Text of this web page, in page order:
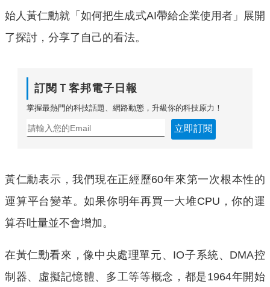
始人黃仁勳就「如何把生成式AI帶給企業使用者」展開
了探討，分享了自己的看法。
訂閱Ｔ客邦電子日報
掌握最熱門的科技話題、網路動態，升級你的科技原力！
立即訂閱
黃仁勳表示，我們現在正經歷60年來第一次根本性的
運算平台變革。如果你明年再買一大堆CPU，你的運
算吞吐量並不會增加。
在黃仁勳看來，像中央處理單元、IO子系統、DMA控
制器、虛擬記憶體、多工等等概念，都是1964年開始